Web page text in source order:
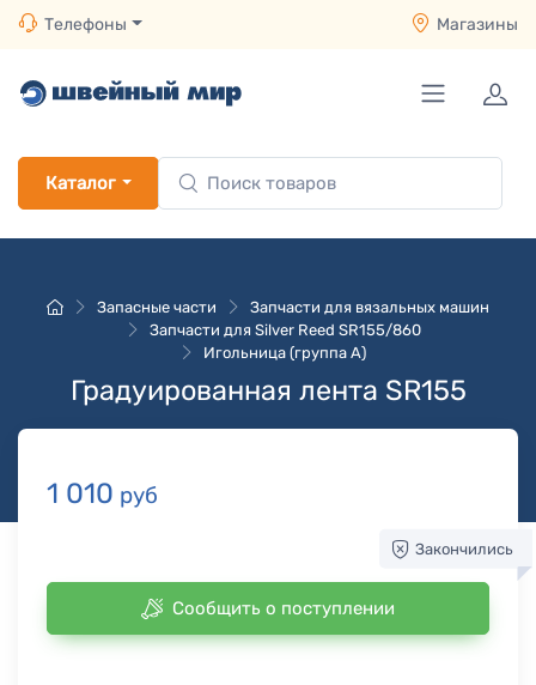
Телефоны Магазины
Каталог
Запасные части
Запчасти для вязальных машин
Запчасти для Silver Reed SR155/860
Игольница (группа A)
Градуированная лента SR155
1 010 руб
Закончились
Сообщить о поступлении